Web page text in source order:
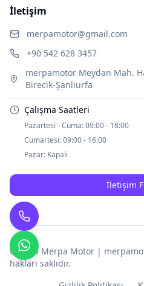
İletişim
merpamotor@gmail.com
+90 542 628 3457
merpamotor Meydan Mah.
Birecik-Şanlıurfa
Çalışma Saatleri
Pazartesi - Cuma:09:00 - 18:00
Cumartesi:09:00 - 16:00
Pazar: Kapalı
İletişim
© 2025 Merpa Motor |
hakları saklıdır.